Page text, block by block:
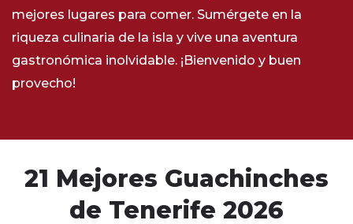
mejores lugares para comer. Sumérgete en la
riqueza culinaria de la isla y vive una aventura
gastronómica inolvidable. ¡Bienvenido y buen
provecho!
21 Mejores Guachinches
de Tenerife 2026